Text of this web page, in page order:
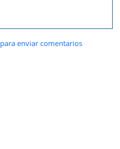
para enviar comentarios